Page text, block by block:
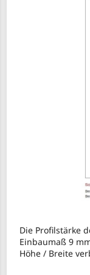
Die Profilstärke
Einbaumaß 9
Höhe / Breite